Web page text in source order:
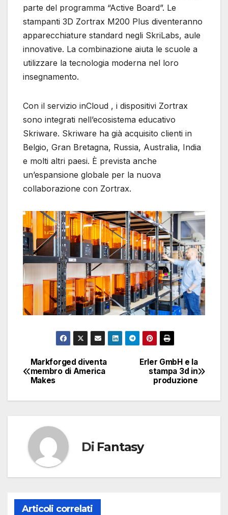
parte del programma “Active Board”. Le
stampanti 3D Zortrax M200 Plus diventeranno
apparecchiature standard negli SkriLabs, aule
innovative. La combinazione aiuta le scuole a
utilizzare la tecnologia moderna nel loro
insegnamento.
Con il servizio inCloud , i dispositivi Zortrax
sono integrati nell’ecosistema educativo
Skriware. Skriware ha già acquisito clienti in
Belgio, Gran Bretagna, Russia, Australia, India
e molti altri paesi. È prevista anche
un’espansione globale per la nuova
collaborazione con Zortrax.
Navigazione
articoli
Erler GmbH e la
stampa 3d in
produzione
Markforged diventa
membro di America
Makes
Di Fantasy
Articoli correlati